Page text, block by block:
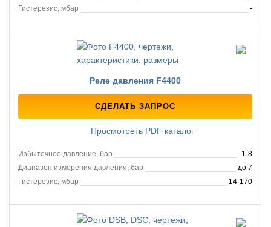
Гистерезис, мбар
-
Реле давления F4400
СДЕЛАТЬ ЗАПРОС
Просмотреть PDF каталог
Избыточное давление, бар
-1-8
Диапазон измерения давления, бар
до 7
Гистерезис, мбар
14-170